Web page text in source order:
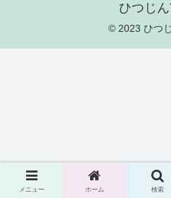
ひつじ
© 2023 ひつ
メニュー ホーム 検索